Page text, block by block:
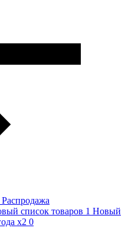
Распродажа
Новый